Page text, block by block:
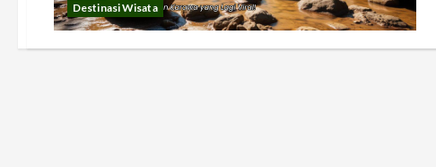
Destinasi Wisata